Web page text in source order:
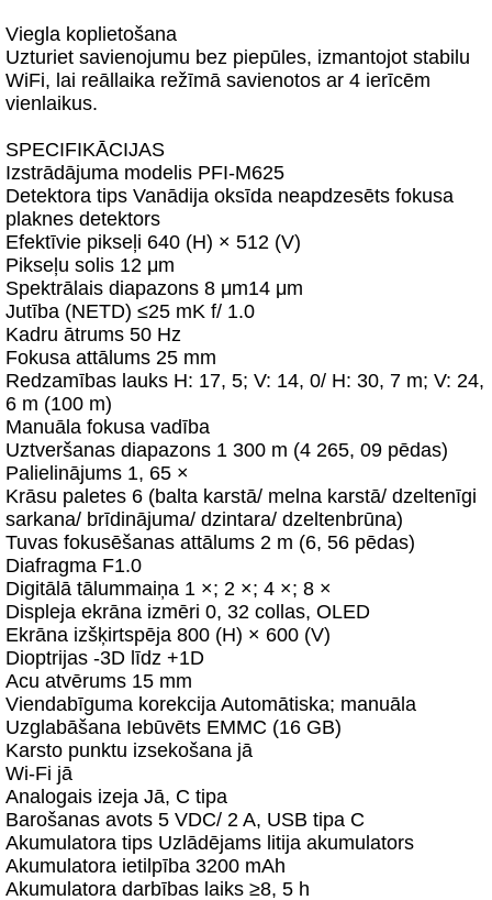
Viegla koplietošana
Uzturiet savienojumu bez piepūles, izmantojot stabilu
WiFi, lai reāllaika režīmā savienotos ar 4 ierīcēm
vienlaikus.
SPECIFIKĀCIJAS
Izstrādājuma modelis PFI-M625
Detektora tips Vanādija oksīda neapdzesēts fokusa
plaknes detektors
Efektīvie pikseļi 640 (H) × 512 (V)
Pikseļu solis 12 μm
Spektrālais diapazons 8 μm14 μm
Jutība (NETD) ≤25 mK f/ 1.0
Kadru ātrums 50 Hz
Fokusa attālums 25 mm
Redzamības lauks H: 17, 5; V: 14, 0/ H: 30, 7 m; V: 24,
6 m (100 m)
Manuāla fokusa vadība
Uztveršanas diapazons 1 300 m (4 265, 09 pēdas)
Palielinājums 1, 65 ×
Krāsu paletes 6 (balta karstā/ melna karstā/ dzeltenīgi
sarkana/ brīdinājuma/ dzintara/ dzeltenbrūna)
Tuvas fokusēšanas attālums 2 m (6, 56 pēdas)
Diafragma F1.0
Digitālā tālummaiņa 1 ×; 2 ×; 4 ×; 8 ×
Displeja ekrāna izmēri 0, 32 collas, OLED
Ekrāna izšķirtspēja 800 (H) × 600 (V)
Dioptrijas -3D līdz +1D
Acu atvērums 15 mm
Viendabīguma korekcija Automātiska; manuāla
Uzglabāšana Iebūvēts EMMC (16 GB)
Karsto punktu izsekošana jā
Wi-Fi jā
Analogais izeja Jā, C tipa
Barošanas avots 5 VDC/ 2 A, USB tipa C
Akumulatora tips Uzlādējams litija akumulators
Akumulatora ietilpība 3200 mAh
Akumulatora darbības laiks ≥8, 5 h